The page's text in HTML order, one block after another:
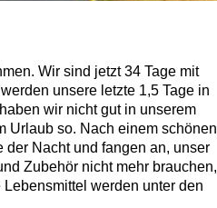
Wir sind jetzt 34 Tage mit
unsere letzte 1,5 Tage in
wir nicht gut in unserem
Urlaub so. Nach einem schönen
Nacht und fangen an, unser
Zubehör nicht mehr brauchen,
Lebensmittel werden unter den